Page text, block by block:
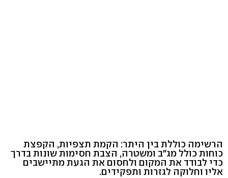
הרשימה כוללת בין היתר: הקמת תצפיות, הקפצת
כוחות כולל מג"ב ומשטרה, הצבת חסימות שונות בדרך
כדי לבודד את המקום ולחסום את הגעת מתיישבים
אליו וחלוקה לגזרות ותפקידים.